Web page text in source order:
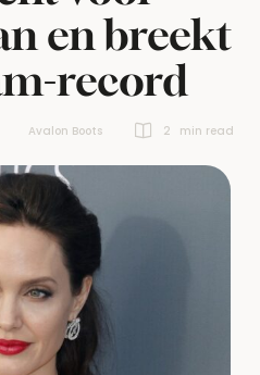
en breekt
record
Avalon Boots 2 min read